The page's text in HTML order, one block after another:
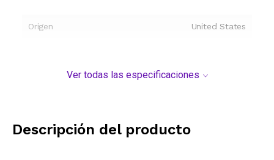
Origen United States
Ver todas las especificaciones
Descripción del producto